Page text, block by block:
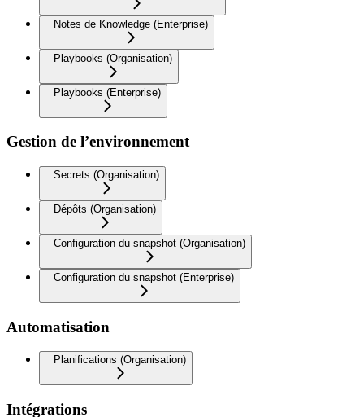
Notes de Knowledge (Enterprise)
Playbooks (Organisation)
Playbooks (Enterprise)
Gestion de l’environnement
Secrets (Organisation)
Dépôts (Organisation)
Configuration du snapshot (Organisation)
Configuration du snapshot (Enterprise)
Automatisation
Planifications (Organisation)
Intégrations